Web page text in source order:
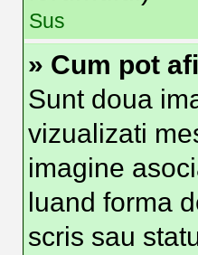
Sus
» Cum pot
Sunt doua
vizualizati
imagine
luand forma
scris sau